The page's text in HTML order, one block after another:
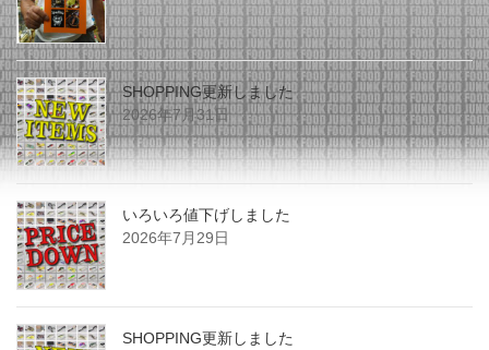
SHOPPING更新しました
2026年7月31日
いろいろ値下げしました
2026年7月29日
SHOPPING更新しました